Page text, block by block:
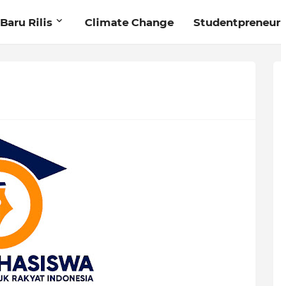
Baru Rilis Climate Change Studentpreneur